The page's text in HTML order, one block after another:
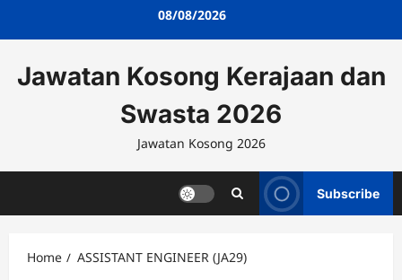
08/08/2026
Jawatan Kosong Kerajaan dan
Swasta 2026
Jawatan Kosong 2026
Subscribe
Home ASSISTANT ENGINEER (JA29)